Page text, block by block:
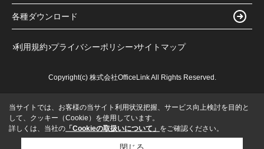
各種ダウンロード
利用規約 プライバシーポリシー サイトマップ
Copyright(c) 株式会社OfficeLink All Rights Reserved.
当サイトでは、お客様の当サイト利用状況把握、サービス向上検討を目的と
して、クッキー（Cookie）を使用しています。
詳しくは、当社の 「Cookieの取扱いについて」 をご確認ください。
閉じる